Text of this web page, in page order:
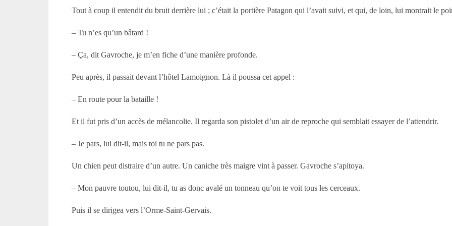
Tout à coup il entendit du bruit derrière lui ; c’était la portière Patagon qui l’avait suivi, et qui, de loin, lui montrait le
– Tu n’es qu’un bâtard !
– Ça, dit Gavroche, je m’en fiche d’une manière profonde.
Peu après, il passait devant l’hôtel Lamoignon. Là il poussa cet appel :
– En route pour la bataille !
Et il fut pris d’un accès de mélancolie. Il regarda son pistolet d’un air de reproche qui semblait essayer de l’attendrir.
– Je pars, lui dit-il, mais toi tu ne pars pas.
Un chien peut distraire d’un autre. Un caniche très maigre vint à passer. Gavroche s’apitoya.
– Mon pauvre toutou, lui dit-il, tu as donc avalé un tonneau qu’on te voit tous les cerceaux.
Puis il se dirigea vers l’Orme-Saint-Gervais.